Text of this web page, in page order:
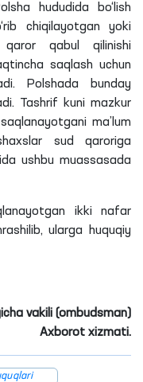
hududida bo‘lish
chiqilayotgan yoki
qabul qilinishi
saqlash uchun
Polshada bunday
Tashrif kuni mazkur
ma’lum
sud qaroriga
ushbu muassasada
ikki nafar
ularga huquqiy
vakili (ombudsman)
Axborot xizmati.